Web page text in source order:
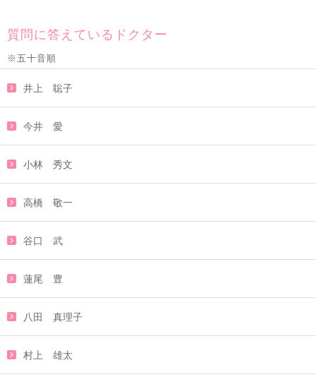
質問に答えているドクター
※五十音順
井上 聡子
今井 愛
小林 秀文
高橋 敬一
谷口 武
蓮尾 豊
八田 真理子
村上 雄太